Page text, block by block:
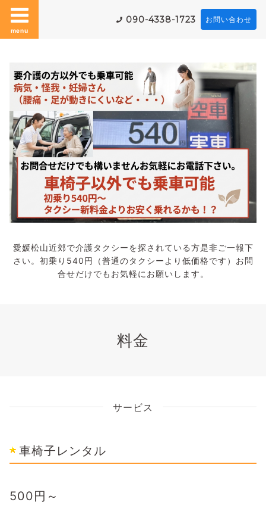
menu
090-4338-1723 お問い合わせ
愛媛松山近郊で介護タクシーを探されている方是非ご一報下
さい。初乗り540円（普通のタクシーより低価格です）お問
合せだけでもお気軽にお願いします。
料金
サービス
車椅子レンタル
500円～